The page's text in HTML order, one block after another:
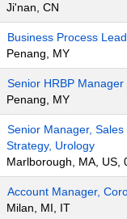
Ji'nan, CN
Business Process
Penang, MY
Senior HRBP Manager
Penang, MY
Senior Manager,
Strategy, Urology
Marlborough, MA, US,
Account Manager,
Milan, MI, IT